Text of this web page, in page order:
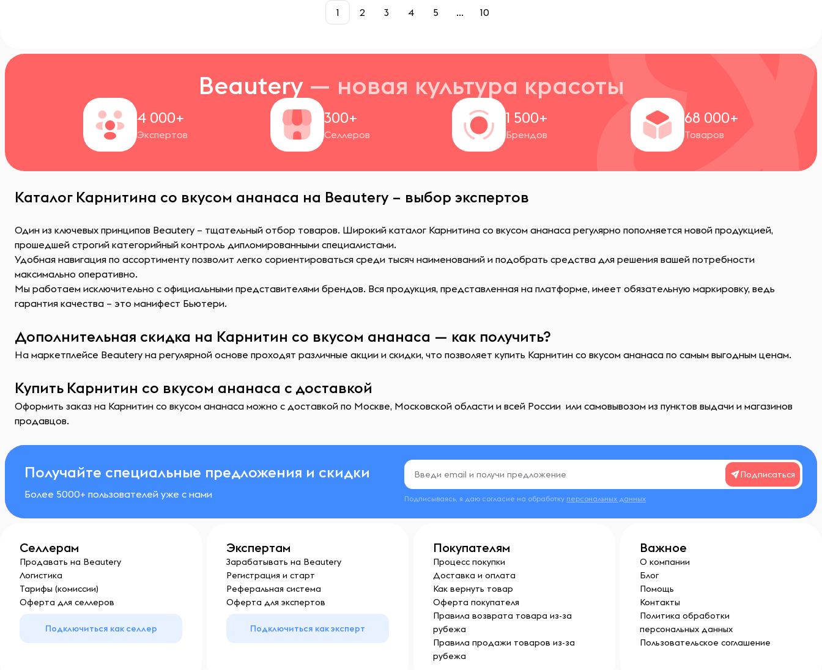
1 2 3 4 5 ... 10
Beautery — новая культура красоты
4 000+
Экспертов
300+
Селлеров
1 500+
Брендов
68 000+
Товаров
Каталог Карнитина со вкусом ананаса на Beautery – выбор экспертов
Один из ключевых принципов Beautery – тщательный отбор товаров. Широкий каталог Карнитина со вкусом ананаса регулярно пополняется новой продукцией,
прошедшей строгий категорийный контроль дипломированными специалистами.
Удобная навигация по ассортименту позволит легко сориентироваться среди тысяч наименований и подобрать средства для решения вашей потребности
максимально оперативно.
Мы работаем исключительно с официальными представителями брендов. Вся продукция, представленная на платформе, имеет обязательную маркировку, ведь
гарантия качества – это манифест Бьютери.
Дополнительная скидка на Карнитин со вкусом ананаса — как получить?
На маркетплейсе Beautery на регулярной основе проходят различные акции и скидки, что позволяет купить Карнитин со вкусом ананаса по самым выгодным ценам.
Купить Карнитин со вкусом ананаса с доставкой
Оформить заказ на Карнитин со вкусом ананаса можно с доставкой по Москве, Московской области и всей России или самовывозом из пунктов выдачи и магазинов
продавцов.
Получайте специальные предложения и скидки
Более 5000+ пользователей уже с нами
Подписаться
Подписываясь, я даю согласие на обработку персональных данных
Селлерам
Продавать на Beautery
Логистика
Тарифы (комиссии)
Оферта для селлеров
Подключиться как селлер
Экспертам
Зарабатывать на Beautery
Регистрация и старт
Реферальная система
Оферта для экспертов
Подключиться как эксперт
Покупателям
Процесс покупки
Доставка и оплата
Как вернуть товар
Оферта покупателя
Правила возврата товара из-за
рубежа
Правила продажи товаров из-за
рубежа
Важное
О компании
Блог
Помощь
Контакты
Политика обработки
персональных данных
Пользовательское соглашение